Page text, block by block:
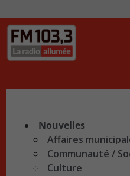
Nouvelles
Affaires
Communauté /
Culture